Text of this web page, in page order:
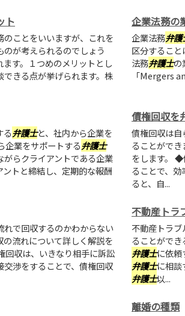
ト
ことをいいますが、これを
が考えられるのでしょう
す。１つめのメリットとし
きる点が挙げられます。株
企業法務の
企業法務弁護
区分するこ
法務弁護士の
「Mergers
る弁護士と、社内から企業を
企業をサポートする弁護士
がらクライアントである企業
トと締結し、定期的な報酬
債権回収を
債権回収は自
ることがで
をします。
ることで、
ると、自...
で回収するのかわからない
流れについて詳しく解説を
収は、いきなり相手に訴訟
渉をすることで、債権回収
不動産トラ
不動産トラブ
ることがで
弁護士に依頼
弁護士に相談
弁護士以...
離婚の種類